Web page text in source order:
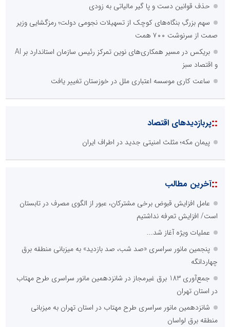
حذف قوانین دست و پا گیر مالیاتی به زودی
سهم بزرگِ بنگاه‌های کوچک از تسهیلات نجومی دولت؛ رمزگشایی وزیر
صمت از سرنوشت ۷۰۰ همت
بریکس در مسیر همکاری‌های نوین تمرکز رئیس سازمان استاندارد بر AI
و اقتصاد سبز
ساعت کاری موسسه اعتباری ملل در خوزستان تغییر یافت
::پربازدیدهای اقتصاد
پیمان مکه؛ مثلث امنیتی جدید در اطراف ایران
::آخرین مطالب
عامل افزایش قبوض برخی مشترکان، عبور از الگوی مصرف در تابستان
است/ افزایش تعرفه نداشتیم
عملیات ویژه آغاز شد...
پنجمین مانور سراسری «صد شب، صد بازدید» به میزبانی منطقه برق
چهاردانگه
جمع‌آوری 183 برق غیرمجاز در شانزدهمین مانور سراسری طرح مهتاب
در استان تهران
شانزدهمین مانور سراسری طرح مهتاب در استان تهران به میزبانی
منطقه برق لواسان